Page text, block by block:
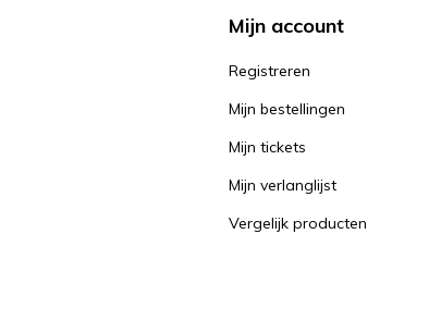
Mijn account
Registreren
Mijn bestellingen
Mijn tickets
Mijn verlanglijst
Vergelijk producten